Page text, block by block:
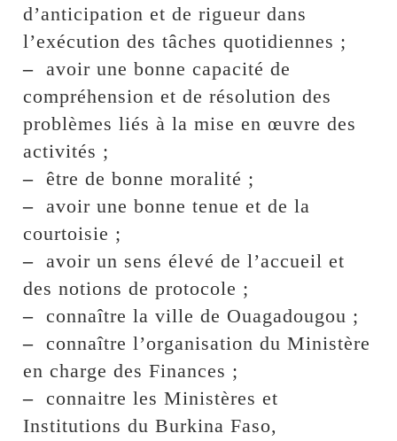
d’anticipation et de rigueur dans
l’exécution des tâches quotidiennes ;
– avoir une bonne capacité de
compréhension et de résolution des
problèmes liés à la mise en œuvre des
activités ;
– être de bonne moralité ;
– avoir une bonne tenue et de la
courtoisie ;
– avoir un sens élevé de l’accueil et
des notions de protocole ;
– connaître la ville de Ouagadougou ;
– connaître l’organisation du Ministère
en charge des Finances ;
– connaitre les Ministères et
Institutions du Burkina Faso,